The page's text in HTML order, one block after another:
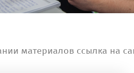
материалов ссылка на